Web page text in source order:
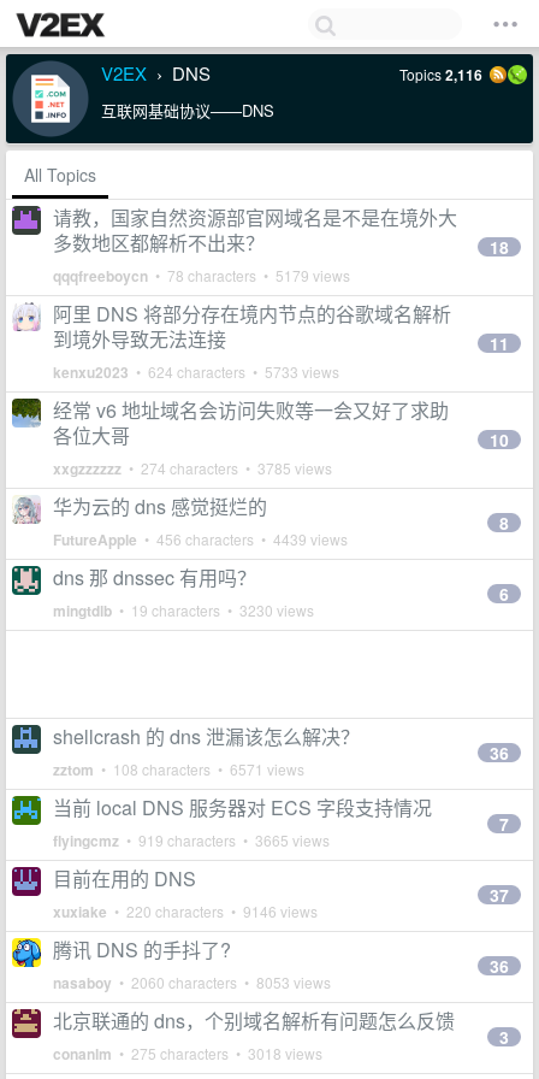
V2EX › DNS Topics2,116
互联网基础协议——DNS
All Topics
请教，国家自然资源部官网域名是不是在境外大
多数地区都解析不出来？
qqqfreeboycn • 78 characters • 5179 views
18
阿里 DNS 将部分存在境内节点的谷歌域名解析
到境外导致无法连接
kenxu2023 • 624 characters • 5733 views
11
经常 v6 地址域名会访问失败等一会又好了求助
各位大哥
xxgzzzzzz • 274 characters • 3785 views
10
华为云的 dns 感觉挺烂的
FutureApple • 456 characters • 4439 views
8
dns 那 dnssec 有用吗？
mingtdlb • 19 characters • 3230 views
6
shellcrash 的 dns 泄漏该怎么解决？
zztom • 108 characters • 6571 views
36
当前 local DNS 服务器对 ECS 字段支持情况
flyingcmz • 919 characters • 3665 views
7
目前在用的 DNS
xuxiake • 220 characters • 9146 views
37
腾讯 DNS 的手抖了?
nasaboy • 2060 characters • 8053 views
36
北京联通的 dns，个别域名解析有问题怎么反馈
conanlm • 275 characters • 3018 views
3